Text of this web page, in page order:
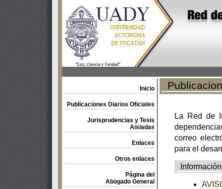
Inicio
Publicaciones Diarios Oficiales
Jurisprudencias y Tesis
Aisladas
Enlaces
Otros enlaces
Página del
Abogado General
La Red de
correo
para el
Información